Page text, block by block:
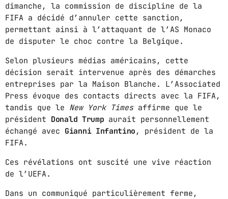
ZOUK LOVERS
6:00 PM - 8:00 PM
MUSIC CHART
1 GWOG MWEN
KHASH
3
dimanche, la commission de discipline de la
FIFA a décidé d’annuler cette sanction,
permettant ainsi à l’attaquant de l’AS Monaco
de disputer le choc contre la Belgique.
Selon plusieurs médias américains, cette
décision serait intervenue après des démarches
entreprises par la Maison Blanche. L’Associated
Press évoque des contacts directs avec la FIFA,
tandis que le New York Timesaffirme que le
président Donald Trump aurait personnellement
échangé avec Gianni Infantino , président de la
FIFA.
Ces révélations ont suscité une vive réaction
de l’UEFA.
Dans un communiqué particulièrement ferme,